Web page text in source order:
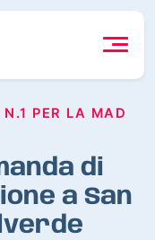
PER LA MAD
di
a San